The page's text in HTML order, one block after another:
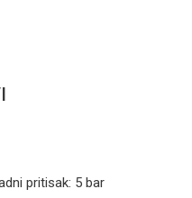
pritisak: 5 bar